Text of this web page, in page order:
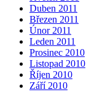
Duben 2011
Březen 2011
Únor 2011
Leden 2011
Prosinec 2010
Listopad 2010
Říjen 2010
Září 2010